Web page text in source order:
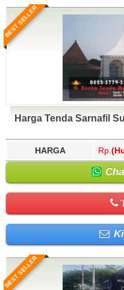
BEST SELLER
Harga Tenda Sarnafil
HARGA Rp.
BEST SELLER